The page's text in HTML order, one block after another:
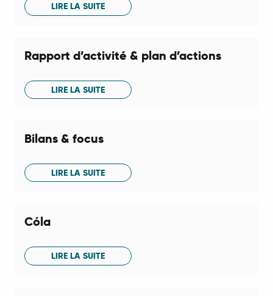
LIRE LA SUITE
Rapport d’activité & plan d’actions
LIRE LA SUITE
Bilans & focus
LIRE LA SUITE
Cóla
LIRE LA SUITE